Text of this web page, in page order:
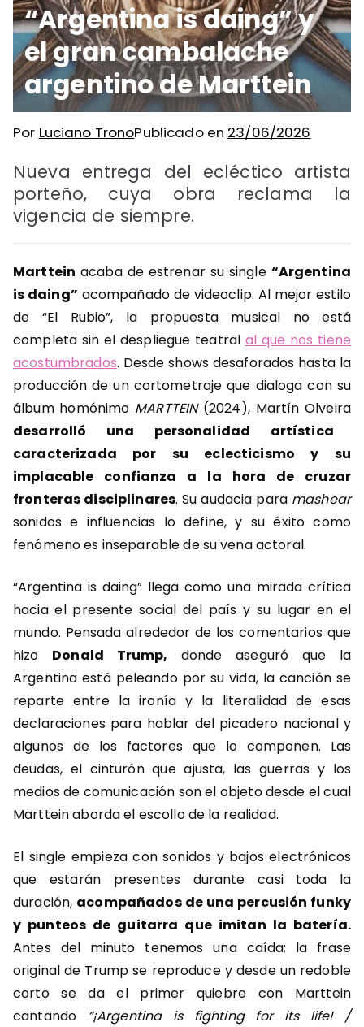
“Argentina is daing” y
el gran cambalache
argentino de Marttein
Por Luciano TronoPublicado en 23/06/2026
Nueva entrega del ecléctico artista
porteño, cuya obra reclama la
vigencia de siempre.
Marttein acaba de estrenar su single “Argentina
is daing” acompañado de videoclip. Al mejor estilo
de “El Rubio”, la propuesta musical no está
completa sin el despliegue teatral al que nos tiene
acostumbrados. Desde shows desaforados hasta la
producción de un cortometraje que dialoga con su
álbum homónimo MARTTEIN(2024), Martín Olveira
desarrolló una personalidad artística
caracterizada por su eclecticismo y su
implacable confianza a la hora de cruzar
fronteras disciplinares. Su audacia para mashear
sonidos e influencias lo define, y su éxito como
fenómeno es inseparable de su vena actoral.
“Argentina is daing” llega como una mirada crítica
hacia el presente social del país y su lugar en el
mundo. Pensada alrededor de los comentarios que
hizo Donald Trump, donde aseguró que la
Argentina está peleando por su vida, la canción se
reparte entre la ironía y la literalidad de esas
declaraciones para hablar del picadero nacional y
algunos de los factores que lo componen. Las
deudas, el cinturón que ajusta, las guerras y los
medios de comunicación son el objeto desde el cual
Marttein aborda el escollo de la realidad.
El single empieza con sonidos y bajos electrónicos
que estarán presentes durante casi toda la
duración, acompañados de una percusión funky
y punteos de guitarra que imitan la batería.
Antes del minuto tenemos una caída; la frase
original de Trump se reproduce y desde un redoble
corto se da el primer quiebre con Marttein
cantando “¡Argentina is fighting for its life! /